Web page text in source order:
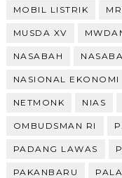
MOBIL LISTRIK
MUSDA XV
NASABAH
NASIONAL EKONOMI
NETMONK NIAS
OMBUDSMAN RI
PADANG LAWAS
PAKANBARU